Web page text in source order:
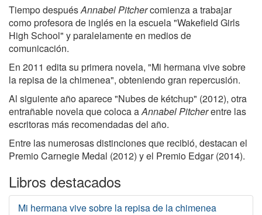
Tiempo despuésAnnabel Pitchercomienza a trabajar
como profesora de inglés en la escuela "Wakefield Girls
High School" y paralelamente en medios de
comunicación.
En 2011 edita su primera novela, "Mi hermana vive sobre
la repisa de la chimenea", obteniendo gran repercusión.
Al siguiente año aparece "Nubes de kétchup" (2012), otra
entrañable novela que coloca aAnnabel Pitcherentre las
escritoras más recomendadas del año.
Entre las numerosas distinciones que recibió, destacan el
Premio Carnegie Medal (2012) y el Premio Edgar (2014).
Libros destacados
Mi hermana vive sobre la repisa de la chimenea